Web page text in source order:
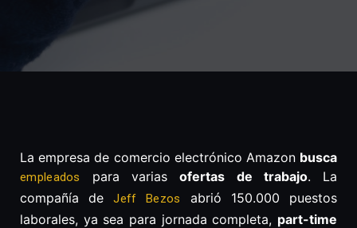
La empresa de comercio electrónico Amazon busca
empleados para variasofertas de trabajo. La
compañía deJeff Bezos
abrió 150.000 puestos
laborales, ya sea para jornada completa, part-time